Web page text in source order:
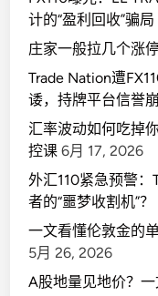
计的“盈利回收”骗局
庄家一般拉几个涨
Trade Nation遭
诿，持牌平台信誉
汇率波动如何吃掉
控课 6月 17, 2026
外汇110紧急预警
者的“噩梦收割机”？
一文看懂伦敦金的
5月 26, 2026
A股地量见地价？